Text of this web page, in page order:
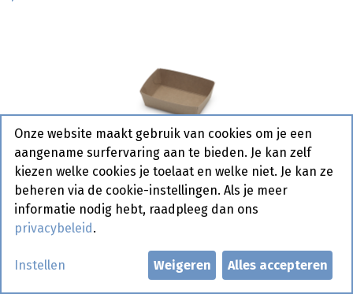
Bakje A7 Eco Kraft 500 st
Bestelartikel
Onze website maakt gebruik van cookies om je een
aangename surfervaring aan te bieden. Je kan zelf
kiezen welke cookies je toelaat en welke niet. Je kan ze
beheren via de cookie-instellingen. Als je meer
informatie nodig hebt, raadpleeg dan ons
privacybeleid .
Instellen Weigeren Alles accepteren